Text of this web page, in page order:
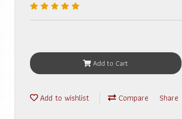
Add to Cart
Add to wishlist Compare Share